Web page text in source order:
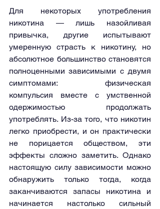
Для некоторых употребления
никотина — лишь назойливая
привычка, другие испытывают
умеренную страсть к никотину, но
абсолютное большинство становятся
полноценными зависимыми с двумя
симптомами: физическая
компульсия вместе с умственной
одержимостью продолжать
употреблять. Из-за того, что никотин
легко приобрести, и он практически
не порицается обществом, эти
эффекты сложно заметить. Однако
настоящую силу зависимости можно
обнаружить только тогда, когда
заканчиваются запасы никотина и
начинается настолько сильный